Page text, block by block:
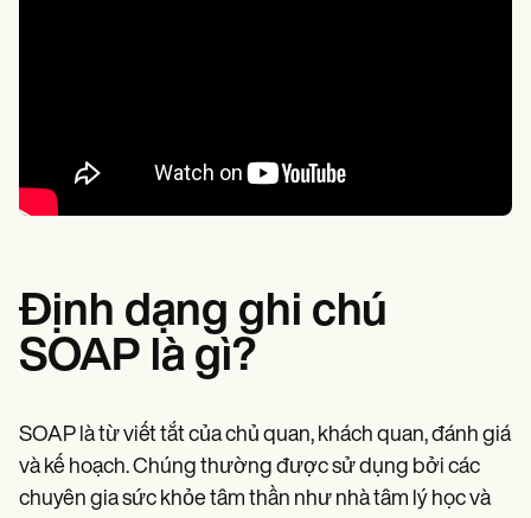
Định dạng ghi chú
SOAP là gì?
SOAP là từ viết tắt của chủ quan, khách quan, đánh giá
và kế hoạch. Chúng thường được sử dụng bởi các
chuyên gia sức khỏe tâm thần như nhà tâm lý học và